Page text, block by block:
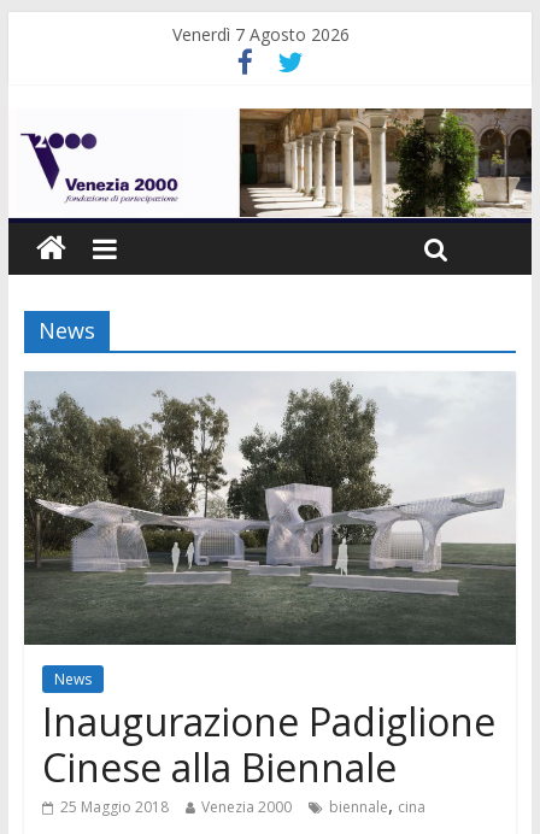
Venerdì 7 Agosto 2026
News
News
Inaugurazione Padiglione
Cinese alla Biennale
25 Maggio 2018 Venezia 2000 biennale, cina